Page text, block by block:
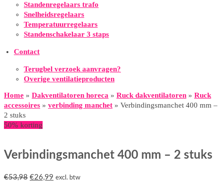
Standenregelaars trafo
Snelheidsregelaars
Temperatuurregelaars
Standenschakelaar 3 staps
Contact
Terugbel verzoek aanvragen?
Overige ventilatieproducten
Home » Dakventilatoren horeca » Ruck dakventilatoren » Ruck
accessoires » verbinding manchet » Verbindingsmanchet 400 mm –
2 stuks
50% korting
Verbindingsmanchet 400 mm – 2 stuks
€53,98 Oorspronkelijke
€26,99 Huidige
excl. btw